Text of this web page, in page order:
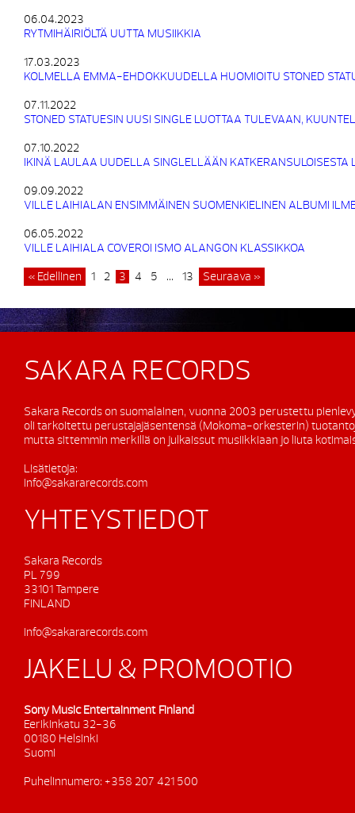
06.04.2023
RYTMIHÄIRIÖLTÄ UUTTA MUSIIKKIA
17.03.2023
KOLMELLA EMMA-EHDOKKUUDELLA HUOMIOITU STONED
07.11.2022
STONED STATUESIN UUSI SINGLE LUOTTAA TULEVAAN,
07.10.2022
IKINÄ LAULAA UUDELLA SINGLELLÄÄN KATKERANSULOISESTA
09.09.2022
VILLE LAIHIALAN ENSIMMÄINEN SUOMENKIELINEN ALBUMI
06.05.2022
VILLE LAIHIALA COVEROI ISMO ALANGON KLASSIKKOA
« Edellinen 1 2 3 4 5 … 13 Seuraava »
SAKARA RECORDS
Sakara Records on suomalainen, vuonna 2003 perustettu
oli tarkoitettu perustajajäsentensä (Mokoma-orkesterin)
mutta sittemmin merkillä on julkaissut musiikkiaan jo liuta
Lisätietoja:
info@sakararecords.com
YHTEYSTIEDOT
Sakara Records
PL 799
33101 Tampere
FINLAND
info@sakararecords.com
JAKELU & PROMOOTIO
Sony Music Entertainment Finland
Eerikinkatu 32-36
00180 Helsinki
Suomi
Puhelinnumero: +358 207 421 500